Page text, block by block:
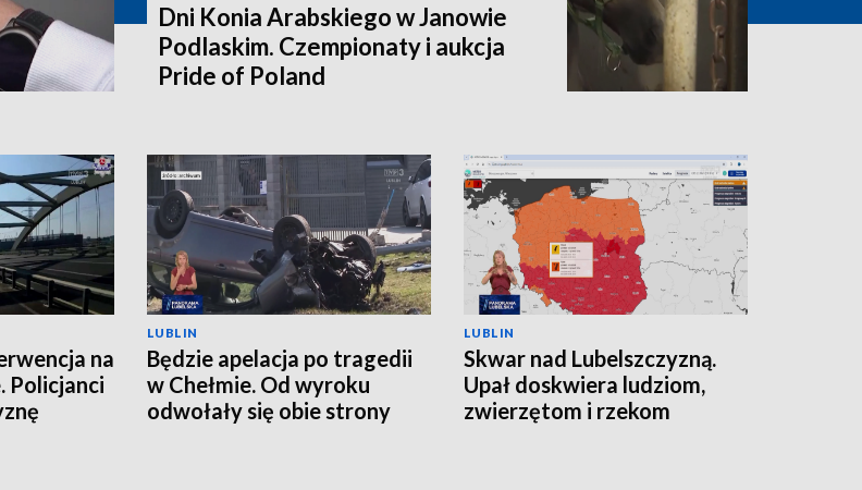
Dni Konia Arabskiego w Janowie
Podlaskim. Czempionaty i aukcja
Pride of Poland
na
Policjanci
LUBLIN
Będzie apelacja po tragedii
w Chełmie. Od wyroku
odwołały się obie strony
LUBLIN
Skwar nad Lubelszczyzną.
Upał doskwiera ludziom,
zwierzętom i rzekom